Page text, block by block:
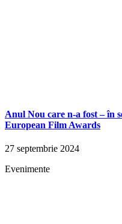
Anul Nou care n-a fost – în
European Film Awards
27 septembrie 2024
Evenimente